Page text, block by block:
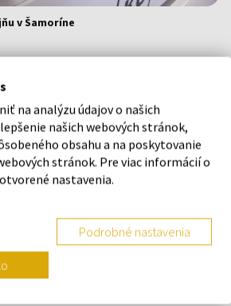
v Šamoríne
tovar?
na analýzu údajov o našich
našich webových stránok,
obsahu a na poskytovanie
stránok. Pre viac informácií o
nastavenia.
Podrobné nastavenia